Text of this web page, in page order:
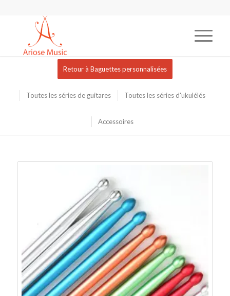
Retour à Baguettes personnalisées
Toutes les séries de guitares Toutes les séries d'ukulélés
Accessoires